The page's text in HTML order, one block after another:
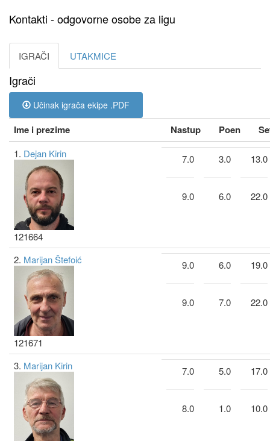
Kontakti - odgovorne osobe za ligu
IGRAČI UTAKMICE
Igrači
Učinak igrača ekipe .PDF
Ime i prezime Nastup Poen
1. Dejan Kirin
121664
7.0
9.0
3.0
6.0
13.0
22.0
2. Marijan Štefoić
121671
9.0
9.0
6.0
7.0
19.0
22.0
3. Marijan Kirin 7.0
8.0
5.0
1.0
17.0
10.0